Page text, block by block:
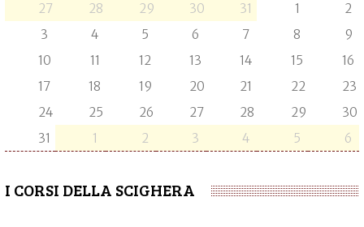
27 28 29 30 31 1
2
3
4 5 6 7 8
9
10
11 12 13 14 15
16
17
18 19 20 21 22
23
24
25 26 27 28 29
30
31
1 2 3 4 5 6
I CORSI DELLA SCIGHERA